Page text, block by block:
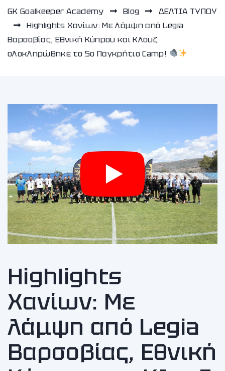
GK Goalkeeper Academy Blog
ΔΕΛΤΙΑ ΤΥΠΟΥ
Highlights Χανίων: Με λάμψη από Legia
Βαρσοβίας, Εθνική Κύπρου και Κλουζ
ολοκληρώθηκε το 5ο Παγκρήτιο Camp!
Highlights
Χανίων: Με
λάμψη από Legia
Βαρσοβίας, Εθνική